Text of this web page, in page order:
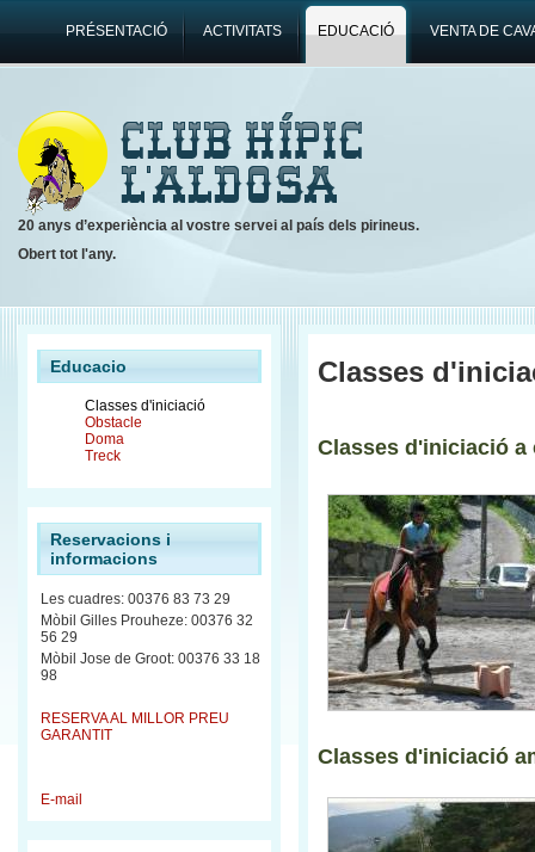
PRÉSENTACIÓ ACTIVITATS EDUCACIÓ VENTA DE
20 anys d’experiència al vostre servei al país dels pirineus.
Obert tot l'any.
Educacio
Classes d'iniciació
Obstacle
Doma
Treck
Reservacions i
informacions
Les cuadres: 00376 83 73 29
Mòbil Gilles Prouheze: 00376 32
56 29
Mòbil Jose de Groot: 00376 33 18
98
RESERVA AL MILLOR PREU
GARANTIT
E-mail
Classes
Classes d'iniciació
Classes d'iniciació